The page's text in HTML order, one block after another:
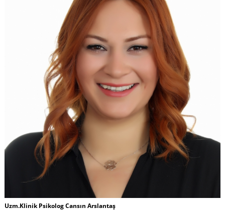
Uzm.Klinik Psikolog Cansın Arslantaş